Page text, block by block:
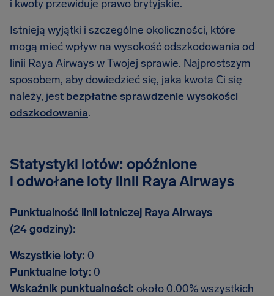
i kwoty przewiduje prawo brytyjskie.
Istnieją wyjątki i szczególne okoliczności, które
mogą mieć wpływ na wysokość odszkodowania od
linii Raya Airways w Twojej sprawie. Najprostszym
sposobem, aby dowiedzieć się, jaka kwota Ci się
należy, jest bezpłatne sprawdzenie wysokości
odszkodowania.
Statystyki lotów: opóźnione
i odwołane loty linii Raya Airways
Punktualność linii lotniczej Raya Airways
(24 godziny):
Wszystkie loty: 0
Punktualne loty: 0
Wskaźnik punktualności: około 0.00% wszystkich